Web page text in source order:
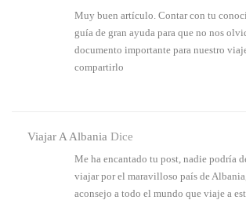
Muy buen artículo. Contar con tu
guía de gran ayuda para que no nos
documento importante para nuestro
compartirlo
Viajar A Albania Dice
Me ha encantado tu post, nadie podría
viajar por el maravilloso país de
aconsejo a todo el mundo que viaje a